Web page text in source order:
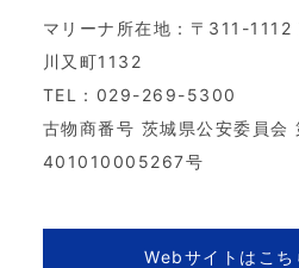
マリーナ所在地：〒311-1112
川又町1132
TEL：029-269-5300
古物商番号 茨城県公安委員会
401010005267号
Webサイトはこち